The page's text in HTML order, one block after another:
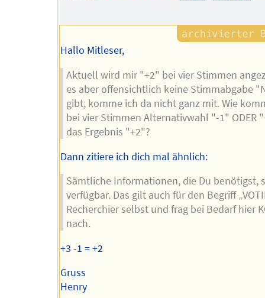
Hallo Mitleser,
Aktuell wird mir "+2" bei vier Stimmen
es aber offensichtlich keine Stimmabgabe
gibt, komme ich da nicht ganz mit. Wie
bei vier Stimmen Alternativwahl "-1" ODER
das Ergebnis "+2"?
Dann zitiere ich dich mal ähnlich:
Sämtliche Informationen, die Du benötigst,
verfügbar. Das gilt auch für den Begriff
Recherchier selbst und frag bei Bedarf hier
nach.
+3 -1 = +2
Gruss
Henry